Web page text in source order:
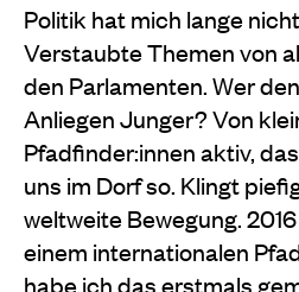
Politik hat mich lange
Verstaubte Themen von
den Parlamenten. Wer
Anliegen Junger? Von
Pfadfinder:innen aktiv,
uns im Dorf so. Klingt
weltweite Bewegung.
einem internationalen
habe ich das erstmals